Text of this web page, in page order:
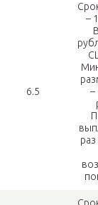
6.5
–
–